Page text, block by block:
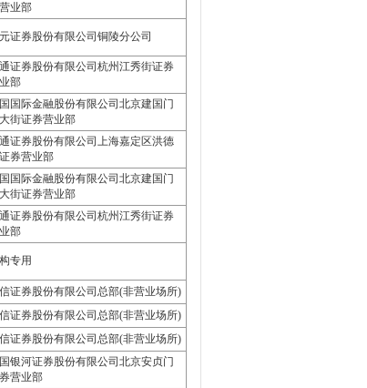
业部
证券股份有限公司铜陵分公司
证券股份有限公司杭州江秀街证券
部
国际金融股份有限公司北京建国门
街证券营业部
证券股份有限公司上海嘉定区洪德
券营业部
国际金融股份有限公司北京建国门
街证券营业部
证券股份有限公司杭州江秀街证券
部
专用
证券股份有限公司总部(非营业场所)
证券股份有限公司总部(非营业场所)
证券股份有限公司总部(非营业场所)
银河证券股份有限公司北京安贞门
营业部